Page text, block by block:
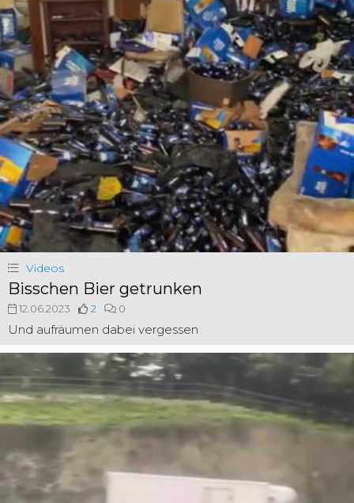
Videos
Bisschen Bier getrunken
12.06.2023 2 0
Und aufräumen dabei vergessen